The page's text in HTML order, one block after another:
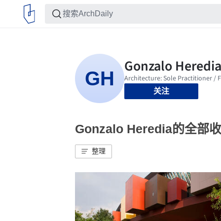
关注
Gonzalo Heredia的全部
整理